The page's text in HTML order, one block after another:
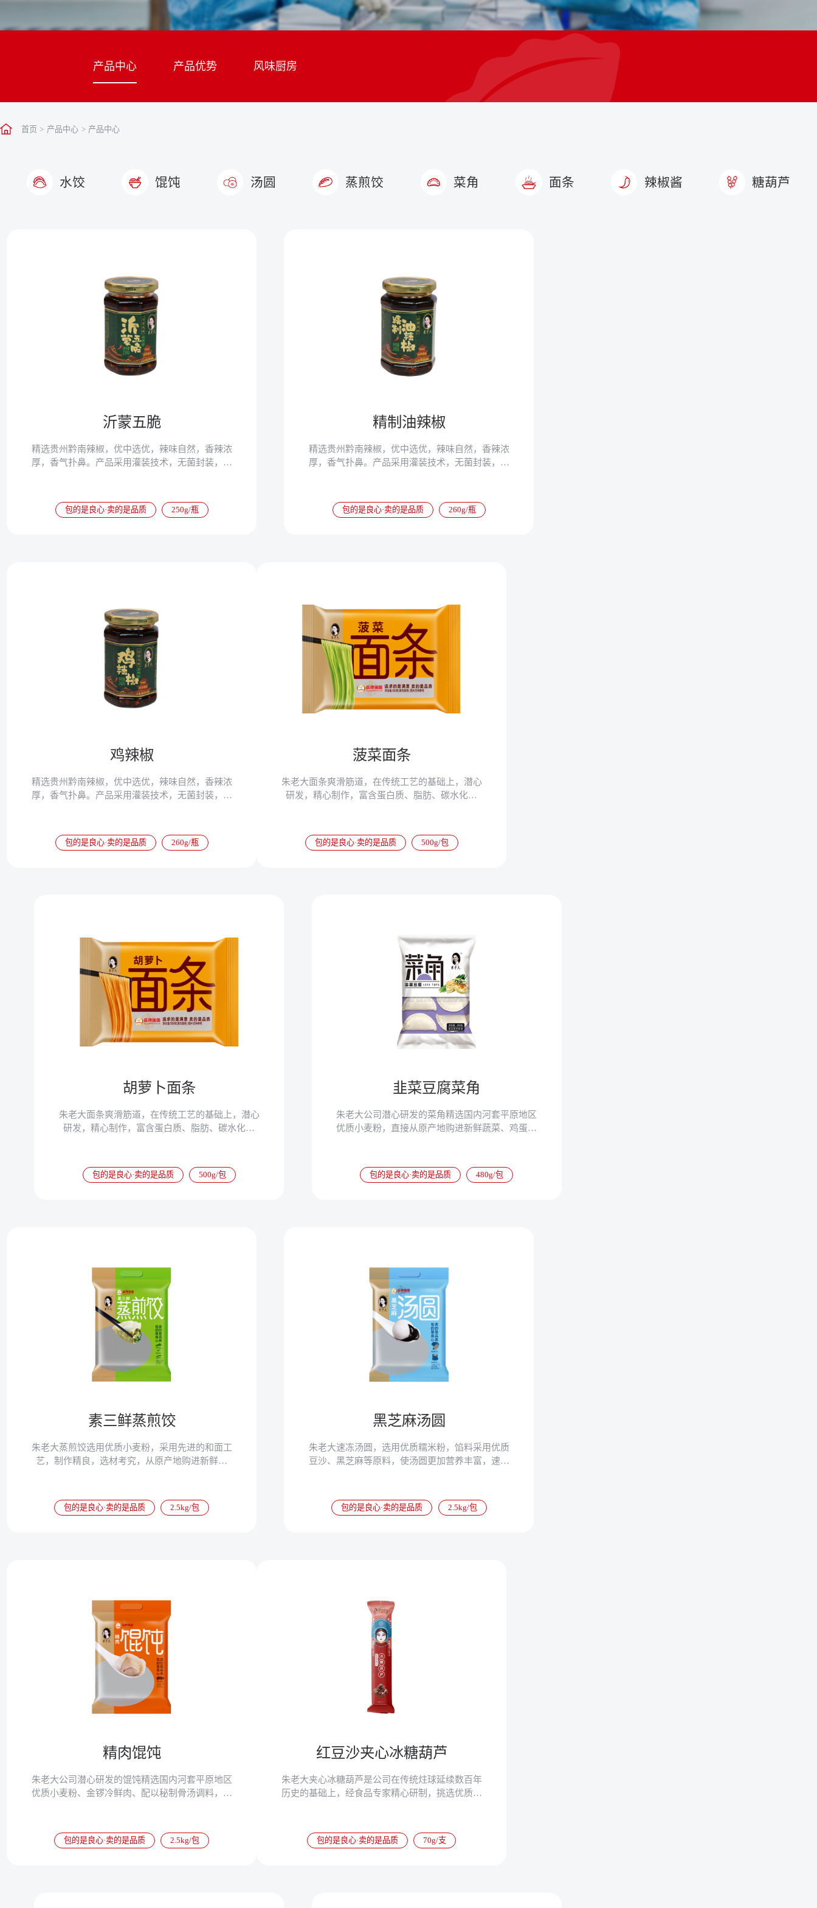
产品中心 产品优势 风味厨房
首页 > 产品中心 > 产品中心
水饺 馄饨 汤圆 蒸煎饺 菜角 面条 辣椒酱 糖葫芦
沂蒙五脆
精选贵州黔南辣椒，优中选优，辣味自然，香辣浓
厚，香气扑鼻。产品采用灌装技术，无菌封装，健
包的是良心·卖的是品质 250g/瓶
精制油辣椒
精选贵州黔南辣椒，优中选优，辣味自然，香辣浓
厚，香气扑鼻。产品采用灌装技术，无菌封装，健
包的是良心·卖的是品质 260g/瓶
鸡辣椒
精选贵州黔南辣椒，优中选优，辣味自然，香辣浓
厚，香气扑鼻。产品采用灌装技术，无菌封装，健
包的是良心·卖的是品质 260g/瓶
菠菜面条
朱老大面条爽滑筋道，在传统工艺的基础上，潜心
研发，精心制作，富含蛋白质、脂肪、碳水化合
收等功效。
包的是良心·卖的是品质 500g/包
胡萝卜面条
朱老大面条爽滑筋道，在传统工艺的基础上，潜心
研发，精心制作，富含蛋白质、脂肪、碳水化合
收等功效。
包的是良心·卖的是品质 500g/包
韭菜豆腐菜角
朱老大公司潜心研发的菜角精选国内河套平原地区
优质小麦粉，直接从原产地购进新鲜蔬菜、鸡蛋、
包的是良心·卖的是品质 480g/包
素三鲜蒸煎饺
朱老大蒸煎饺选用优质小麦粉，采用先进的和面工
艺，制作精良，选材考究，从原产地购进新鲜蔬
美，营养丰富。
包的是良心·卖的是品质 2.5kg/包
黑芝麻汤圆
朱老大速冻汤圆，选用优质糯米粉，馅料采用优质
豆沙、黑芝麻等原料，使汤圆更加营养丰富，速冻
现代营养学家也非常推崇汤圆的保健功能。
包的是良心·卖的是品质 2.5kg/包
精肉馄饨
朱老大公司潜心研发的馄饨精选国内河套平原地区
优质小麦粉、金锣冷鲜肉、配以秘制骨汤调料，味
包的是良心·卖的是品质 2.5kg/包
红豆沙夹心冰糖葫芦
朱老大夹心冰糖葫芦是公司在传统炷球延续数百年
历史的基础上，经食品专家精心研制，挑选优质原
休闲食品。
包的是良心·卖的是品质 70g/支